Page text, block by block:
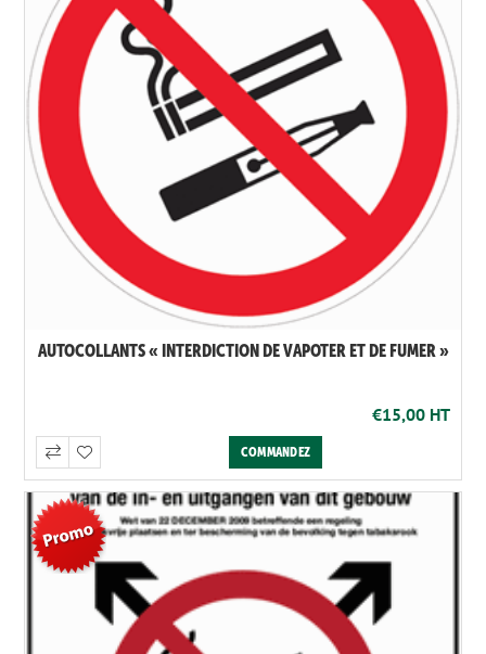
AUTOCOLLANTS « INTERDICTION DE VAPOTER ET DE FUMER »
€15,00 HT